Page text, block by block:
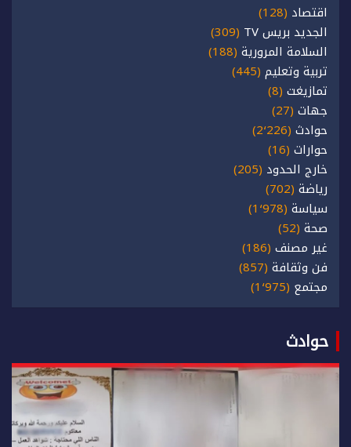
اقتصاد (128)
الجديد بريس TV
(309)
السلامة المرورية (188)
تربية وتعليم (445)
تمازيغت (8)
جهات (27)
حوادث (2٬226)
حوارات (16)
خارج الحدود (205)
رياضة (702)
سياسة (1٬978)
صحة (52)
غير مصنف (186)
فن وثقافة (857)
مجتمع (1٬975)
حوادث